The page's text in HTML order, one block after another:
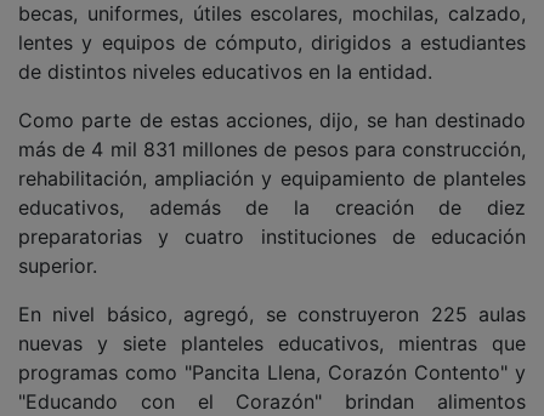
becas, uniformes, útiles escolares, mochilas, calzado,
lentes y equipos de cómputo, dirigidos a estudiantes
de distintos niveles educativos en la entidad.
Como parte de estas acciones, dijo, se han destinado
más de 4 mil 831 millones de pesos para construcción,
rehabilitación, ampliación y equipamiento de planteles
educativos, además de la creación de diez
preparatorias y cuatro instituciones de educación
superior.
En nivel básico, agregó, se construyeron 225 aulas
nuevas y siete planteles educativos, mientras que
programas como "Pancita Llena, Corazón Contento" y
"Educando con el Corazón" brindan alimentos